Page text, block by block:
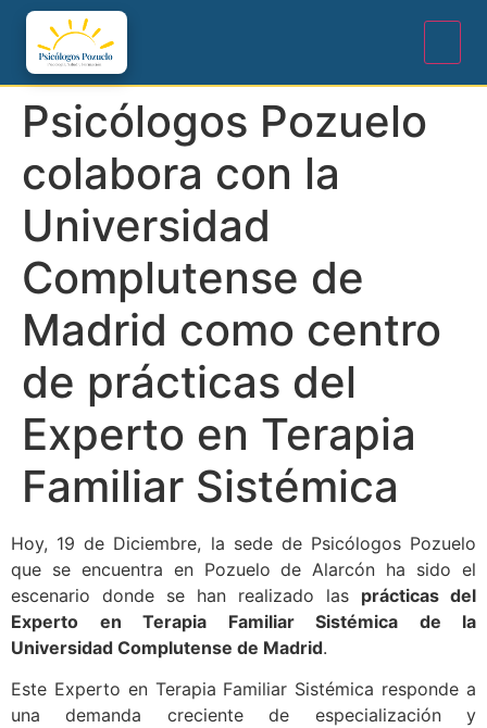
Psicólogos Pozuelo
colabora con la
Universidad
Complutense de
Madrid como centro
de prácticas del
Experto en Terapia
Familiar Sistémica
Hoy, 19 de Diciembre, la sede de Psicólogos Pozuelo
que se encuentra en Pozuelo de Alarcón ha sido el
escenario donde se han realizado las prácticas del
Experto en Terapia Familiar Sistémica de la
Universidad Complutense de Madrid.
Este Experto en Terapia Familiar Sistémica responde a
una demanda creciente de especialización y